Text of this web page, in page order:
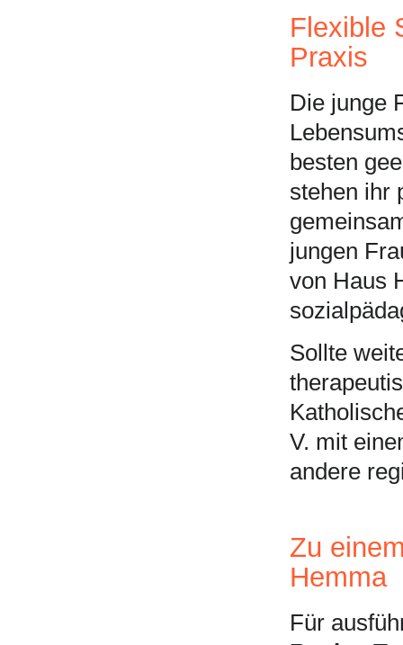
Flexible
Praxis
Die junge
besten
stehen ihr
jungen
von Haus
Sollte
V. mit
andere
Zu
Hemma
Für